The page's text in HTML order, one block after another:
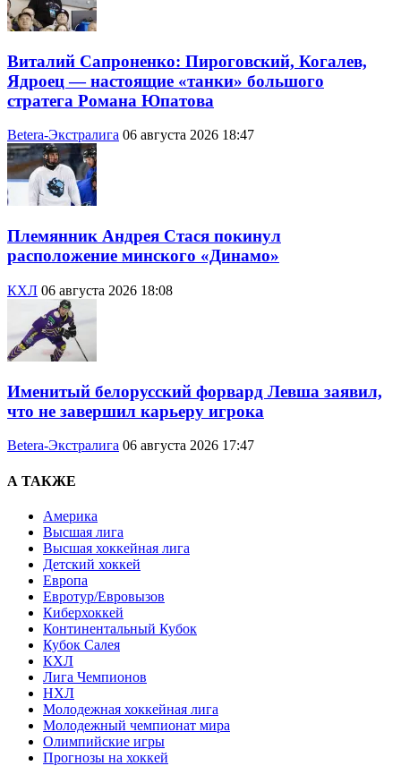
Виталий Сапроненко: Пироговский, Когалев,
Ядроец — настоящие «танки» большого
стратега Романа Юпатова
Betera-Экстралига 06 августа 2026 18:47
Племянник Андрея Стася покинул
расположение минского «Динамо»
КХЛ 06 августа 2026 18:08
Именитый белорусский форвард Левша заявил,
что не завершил карьеру игрока
Betera-Экстралига 06 августа 2026 17:47
А ТАКЖЕ
Америка
Высшая лига
Высшая хоккейная лига
Детский хоккей
Европа
Евротур/Евровызов
Киберхоккей
Континентальный Кубок
Кубок Салея
КХЛ
Лига Чемпионов
НХЛ
Молодежная хоккейная лига
Молодежный чемпионат мира
Олимпийские игры
Прогнозы на хоккей